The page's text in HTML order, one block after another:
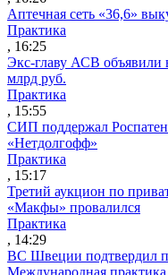
Аптечная сеть «36,6»
Практика
, 16:25
Экс-главу АСВ объявили
млрд руб.
Практика
, 15:55
СИП поддержал
«Нетдолгофф»
Практика
, 15:17
Третий аукцион по
«Макфы» провалился
Практика
, 14:29
ВС Швеции подтвердил
Международная практика